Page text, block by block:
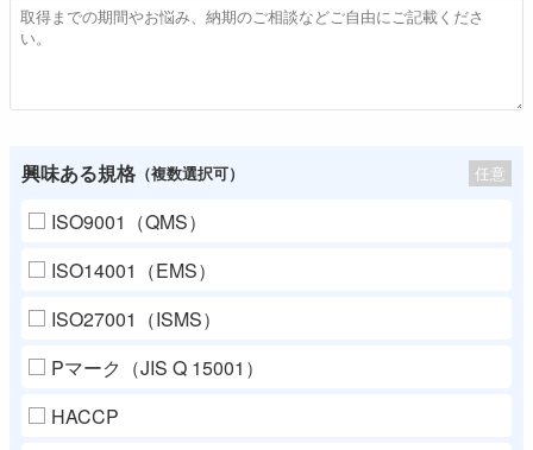
興味ある規格 （複数選択可） 任意
ISO9001（QMS）
ISO14001（EMS）
ISO27001（ISMS）
Pマーク（JIS Q 15001）
HACCP